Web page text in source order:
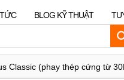
BLOG KỸ THUẬT
Classic (phay thép cứng từ